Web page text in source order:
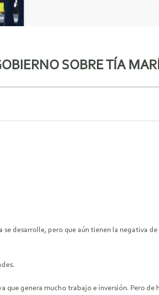
SOBRE TÍA
desarrolle, pero que aún tienen la negativa
genera mucho trabajo e inversión. Pero de